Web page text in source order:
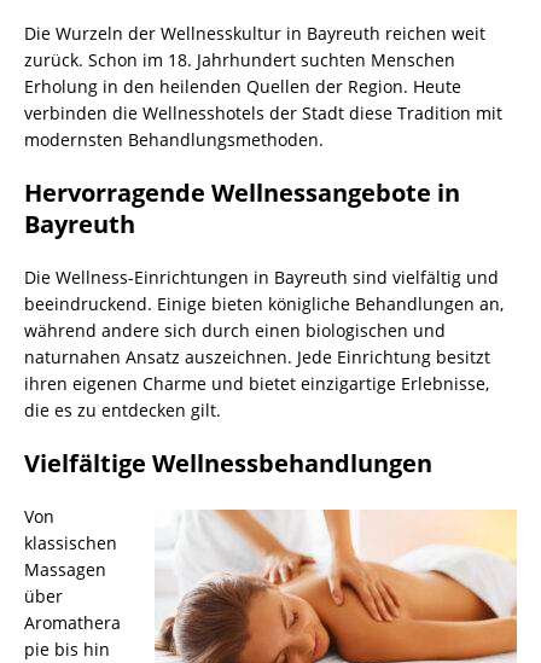
Die Wurzeln der Wellnesskultur in Bayreuth reichen weit
zurück. Schon im 18. Jahrhundert suchten Menschen
Erholung in den heilenden Quellen der Region. Heute
verbinden die Wellnesshotels der Stadt diese Tradition mit
modernsten Behandlungsmethoden.
Hervorragende Wellnessangebote in
Bayreuth
Die Wellness-Einrichtungen in Bayreuth sind vielfältig und
beeindruckend. Einige bieten königliche Behandlungen an,
während andere sich durch einen biologischen und
naturnahen Ansatz auszeichnen. Jede Einrichtung besitzt
ihren eigenen Charme und bietet einzigartige Erlebnisse,
die es zu entdecken gilt.
Vielfältige Wellnessbehandlungen
Von
klassischen
Massagen
über
Aromathera
pie bis hin